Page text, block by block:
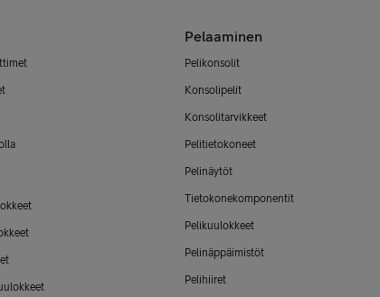
Pelaaminen
Pelikonsolit
Konsolipelit
Konsolitarvikkeet
Pelitietokoneet
Pelinäytöt
Tietokonekomponentit
Pelikuulokkeet
Pelinäppäimistöt
Pelihiiret